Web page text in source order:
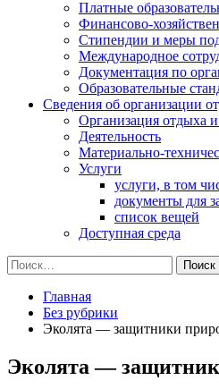
Платные
Финансово-
Стипендии и меры
Международное
Документация по
Образовательные
Сведения об организации
Организация отдыха
Деятельность
Материально-
Услуги
услуги, в том
документы для
список вещей
Доступная среда
Найти:
Главная
Без рубрики
Эколята — защитники
Эколята —